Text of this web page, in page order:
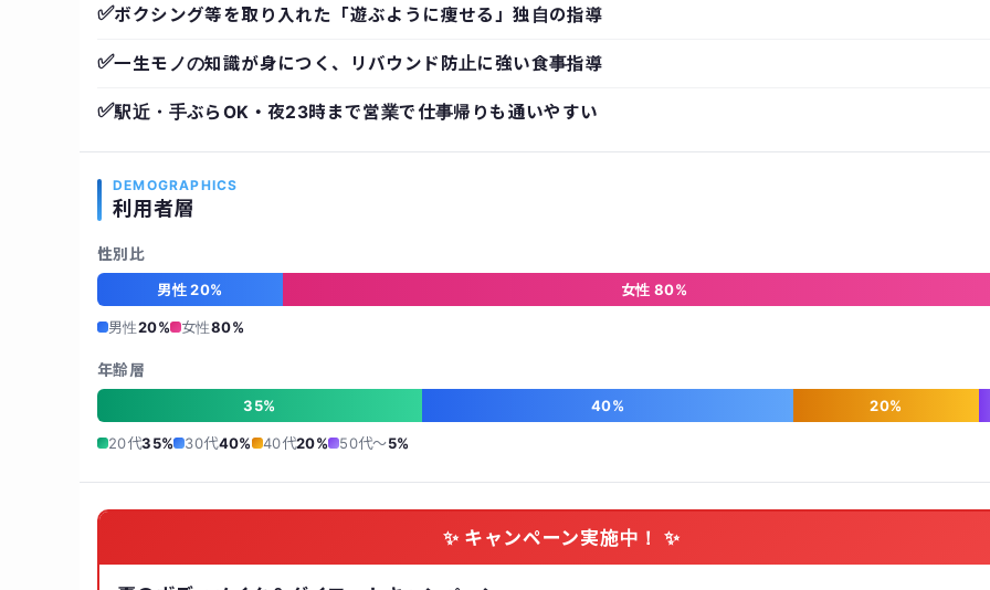
✅ボクシング等を取り入れた「遊ぶように痩せる」独自の指導
✅一生モノの知識が身につく、リバウンド防止に強い食事指導
✅駅近・手ぶらOK・夜23時まで営業で仕事帰りも通いやすい
DEMOGRAPHICS
利用者層
性別比
男性 20% 女性 80%
男性20% 女性80%
年齢層
35% 40% 20%
20代35% 30代40% 40代20% 50代〜5%
✨ キャンペーン実施中！ ✨